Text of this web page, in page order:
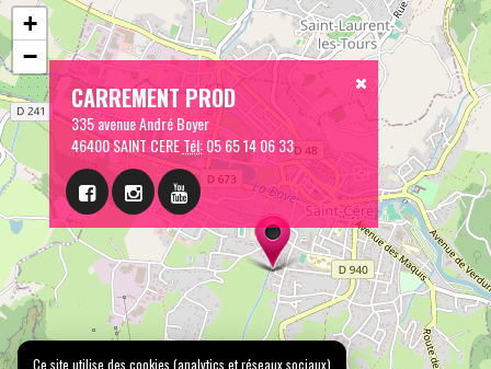
CARREMENT PROD
335 avenue André Boyer
46400 SAINT CERETél:05 65 14 06 33
+
−
Ce site utilise des cookies (analytics et réseaux sociaux)